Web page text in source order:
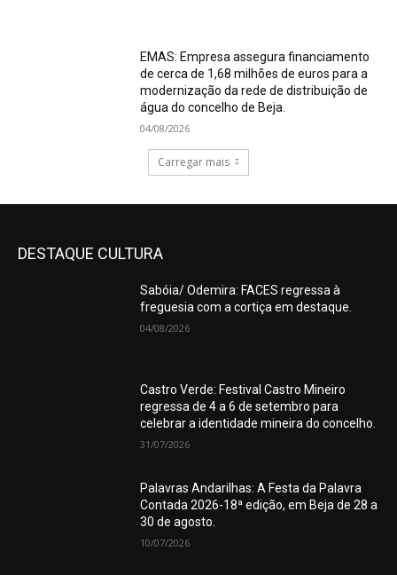
EMAS: Empresa assegura financiamento
de cerca de 1,68 milhões de euros para a
modernização da rede de distribuição de
água do concelho de Beja.
04/08/2026
Carregar mais
DESTAQUE CULTURA
Sabóia/ Odemira: FACES regressa à
freguesia com a cortiça em destaque.
04/08/2026
Castro Verde: Festival Castro Mineiro
regressa de 4 a 6 de setembro para
celebrar a identidade mineira do concelho.
31/07/2026
Palavras Andarilhas: A Festa da Palavra
Contada 2026-18ª edição, em Beja de 28 a
30 de agosto.
10/07/2026